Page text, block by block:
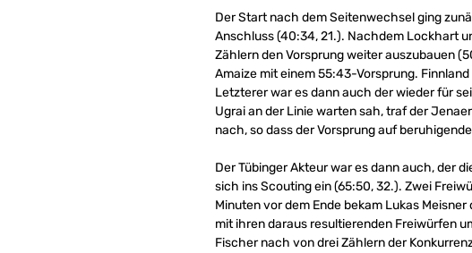
Der Start nach dem Seitenwechsel ging
Anschluss (40:34, 21.). Nachdem Lockhart
Zählern den Vorsprung weiter auszubauen
Amaize mit einem 55:43-Vorsprung.
Letzterer war es dann auch der wieder für
Ugrai an der Linie warten sah, traf der
nach, so dass der Vorsprung auf
Der Tübinger Akteur war es dann auch, der
sich ins Scouting ein (65:50, 32.). Zwei
Minuten vor dem Ende bekam Lukas
mit ihren daraus resultierenden Freiwürfen
Fischer nach von drei Zählern der